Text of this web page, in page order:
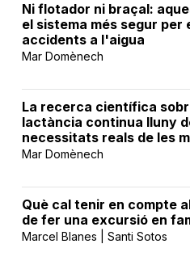
Ni flotador ni braçal:
el sistema més segur per
accidents a l'aigua
Mar Domènech
La recerca científica
lactància continua lluny
necessitats reals de les
Mar Domènech
Què cal tenir en compte
de fer una excursió en
Marcel Blanes | Santi Sotos